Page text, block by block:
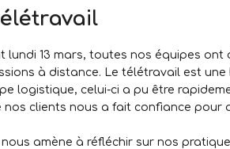
lundi 13 mars, toutes nos équipes
à distance. Le télétravail est
logistique, celui-ci a pu être
nos clients nous a fait confiance pour
amène à réfléchir sur nos